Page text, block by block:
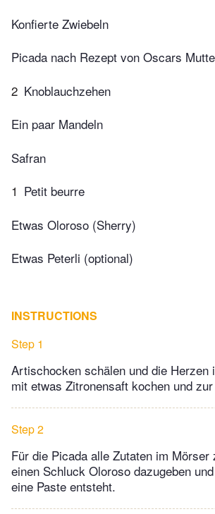
Konfierte Zwiebeln
Picada nach Rezept von Oscars
2 Knoblauchzehen
Ein paar Mandeln
Safran
1 Petit beurre
Etwas Oloroso (Sherry)
Etwas Peterli (optional)
INSTRUCTIONS
Step 1
Artischocken schälen und die Herzen
mit etwas Zitronensaft kochen und
Step 2
Für die Picada alle Zutaten im Mörser
einen Schluck Oloroso dazugeben
eine Paste entsteht.